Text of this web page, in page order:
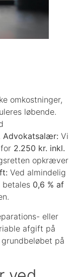
omkostninger,
løbende.
Advokatsalær: Vi
2.250 kr. inkl.
opkræver
Ved almindelig
betales 0,6 % af
eller
afgift på
på